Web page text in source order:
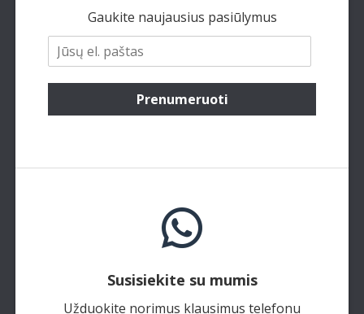
Gaukite naujausius pasiūlymus
Prenumeruoti
Susisiekite su mumis
Užduokite norimus klausimus telefonu